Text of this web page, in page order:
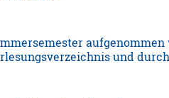
und